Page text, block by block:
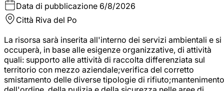
Data di pubblicazione 6/8/2026
Città Riva del Po
La risorsa sarà inserita all'interno dei servizi ambientali e si
occuperà, in base alle esigenze organizzative, di attività
quali: supporto alle attività di raccolta differenziata sul
territorio con mezzo aziendale;verifica del corretto
smistamento delle diverse tipologie di rifiuto;mantenimento